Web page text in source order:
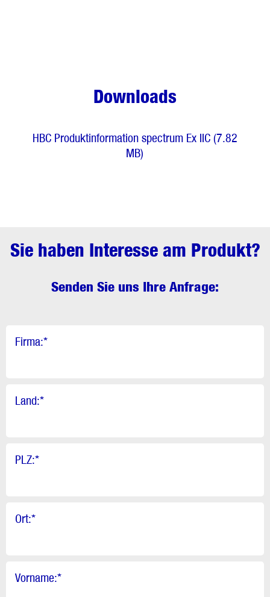
Downloads
HBC Produktinformation spectrum Ex IIC (7.82
MB)
Sie haben Interesse am Produkt?
Senden Sie uns Ihre Anfrage:
Firma:*
Land:*
PLZ:*
Ort:*
Vorname:*